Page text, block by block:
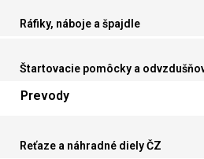
Ráfiky, náboje a špajdle
Štartovacie pomôcky a
Prevody
Reťaze a náhradné diely ČZ